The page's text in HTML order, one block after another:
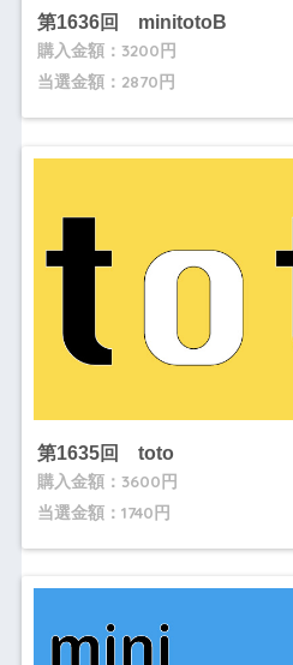
第1636回 minitotoB
購入金額：3200円
当選金額：2870円
第1635回 toto
購入金額：3600円
当選金額：1740円